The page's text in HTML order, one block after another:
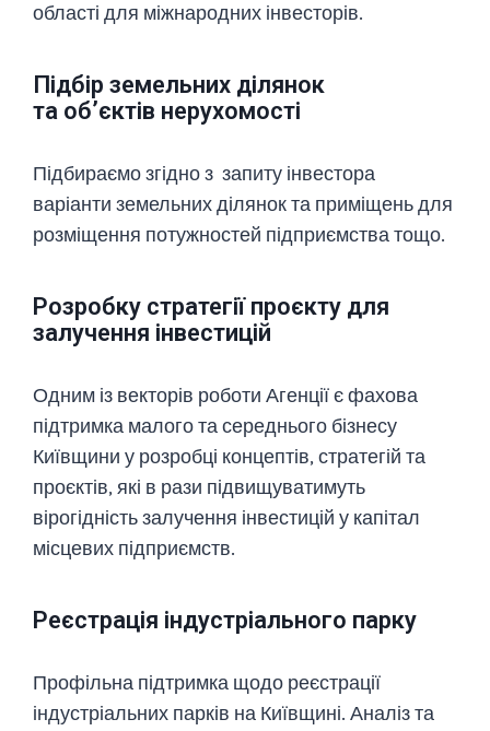
області для міжнародних інвесторів.
Підбір земельних ділянок
та об’єктів нерухомості
Підбираємо згідно з запиту інвестора
варіанти земельних ділянок та приміщень для
розміщення потужностей підприємства тощо.
Розробку стратегії проєкту для
залучення інвестицій
Одним із векторів роботи Агенції є фахова
підтримка малого та середнього бізнесу
Київщини у розробці концептів, стратегій та
проєктів, які в рази підвищуватимуть
вірогідність залучення інвестицій у капітал
місцевих підприємств.
Реєстрація індустріального парку
Профільна підтримка щодо реєстрації
індустріальних парків на Київщині. Аналіз та